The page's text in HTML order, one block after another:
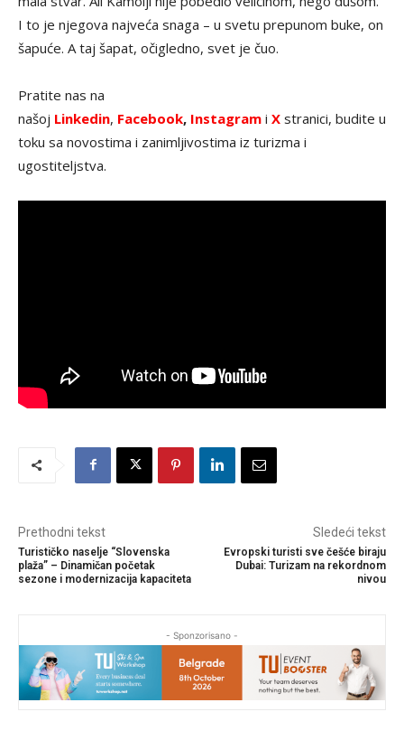
I to je njegova najveća snaga – u svetu prepunom buke, on
šapuće. A taj šapat, očigledno, svet je čuo.
Pratite nas na
našoj Linkedin, Facebook, Instagram i X stranici, budite u
toku sa novostima i zanimljivostima iz turizma i
ugostiteljstva.
Prethodni tekst
Turističko naselje “Slovenska
plaža” – Dinamičan početak
sezone i modernizacija kapaciteta
Sledeći tekst
Evropski turisti sve češće biraju
Dubai: Turizam na rekordnom
nivou
- Sponzorisano -